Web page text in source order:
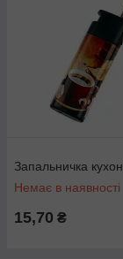
Запальничка
Немає в наявності
15,70 ₴